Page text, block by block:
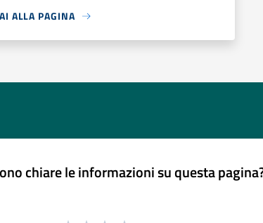
ALLA PAGINA
chiare le informazioni su questa